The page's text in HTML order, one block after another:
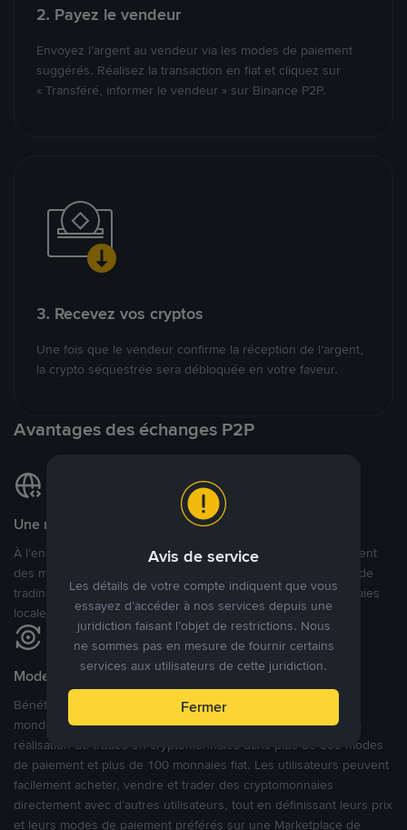
2. Payez le vendeur
Envoyez l’argent au vendeur via les modes de paiement
suggérés. Réalisez la transaction en fiat et cliquez sur
« Transféré, informer le vendeur » sur Binance P2P.
3. Recevez vos cryptos
Une fois que le vendeur confirme la réception de l’argent,
la crypto séquestrée sera débloquée en votre faveur.
Avantages des échanges P2P
Une marketplace locale et internationale
À l’encontre des nombreuses autres plateformes P2P qui ciblent
des marchés spécifiques, Binance P2P offre une expérience de
trading véritablement internationale grâce à plus de 70 monnaies
locales.
Modes de paiement flexibles
Bénéficiant de la confiance de millions d’utilisateurs dans le
monde, Binance P2P fournit une plateforme sécurisée pour la
réalisation de trades en cryptomonnaies dans plus de 800 modes
de paiement et plus de 100 monnaies fiat. Les utilisateurs peuvent
facilement acheter, vendre et trader des cryptomonnaies
directement avec d’autres utilisateurs, tout en définissant leurs prix
et leurs modes de paiement préférés sur une Marketplace de
Avis de service
Les détails de votre compte indiquent que vous
essayez d’accéder à nos services depuis une
juridiction faisant l’objet de restrictions. Nous
ne sommes pas en mesure de fournir certains
services aux utilisateurs de cette juridiction.
Fermer